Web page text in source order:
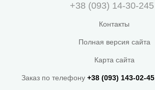
+38 (093) 14-30-245
Контакты
Полная версия сайта
Карта сайта
Заказ по телефону +38 (093) 143-02-45